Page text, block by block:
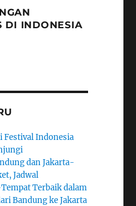
DI INDONESIA
Festival Indonesia
dan Jakarta-
Jadwal
Terbaik dalam
Bandung ke Jakarta